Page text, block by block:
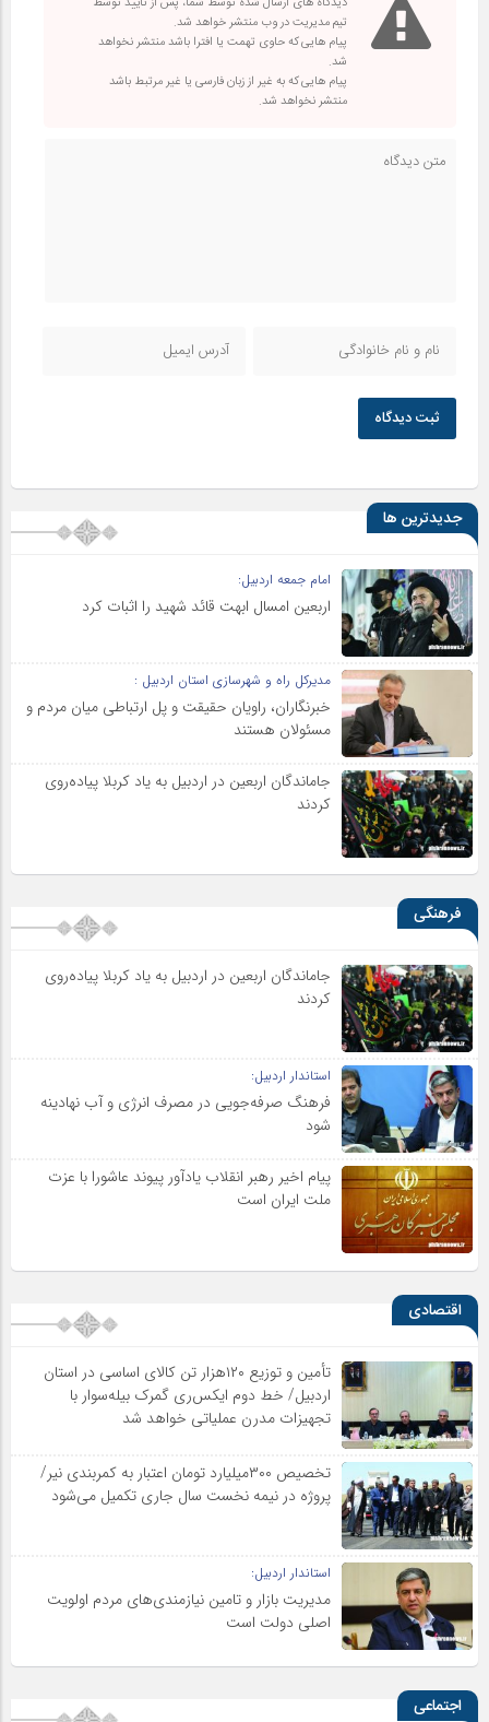
تیم مدیریت در وب منتشر خواهد شد.
پیام هایی که حاوی تهمت یا افترا باشد منتشر نخواهد
شد.
پیام هایی که به غیر از زبان فارسی یا غیر مرتبط باشد
منتشر نخواهد شد.
ثبت دیدگاه
جدیدترین ها
امام جمعه اردبیل:
اربعین امسال ابهت قائد شهید را اثبات کرد
مدیرکل راه و شهرسازی استان اردبیل :
خبرنگاران، راویان حقیقت و پل ارتباطی میان مردم و
مسئولان هستند
جاماندگان اربعین در اردبیل به یاد کربلا پیاده‌روی
کردند
فرهنگی
جاماندگان اربعین در اردبیل به یاد کربلا پیاده‌روی
کردند
استاندار اردبیل:
فرهنگ صرفه‌جویی در مصرف انرژی و آب نهادینه
شود
پیام اخیر رهبر انقلاب یادآور پیوند عاشورا با عزت
ملت ایران است
اقتصادی
تأمین و توزیع ۱۲۰هزار تن کالای اساسی در استان
اردبیل/ خط دوم ایکس‌ری گمرک بیله‌سوار با
تجهیزات مدرن عملیاتی خواهد شد
تخصیص ۳۰۰میلیارد تومان اعتبار به کمربندی نیر/
پروژه در نیمه نخست سال جاری تکمیل می‌شود
استاندار اردبیل:
مدیریت بازار و تامین نیازمندی‌های مردم اولویت‌
اصلی دولت است
اجتماعی